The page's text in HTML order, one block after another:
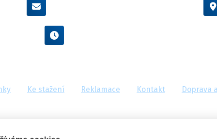
Ke stažení Reklamace Kontakt Doprava